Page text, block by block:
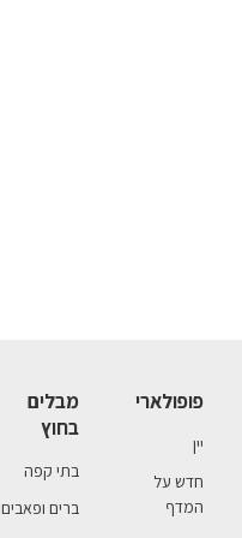
פופולארי
יין
חדש על
המדף
מבלים
בחוץ
בתי קפה
ברים ופאבים